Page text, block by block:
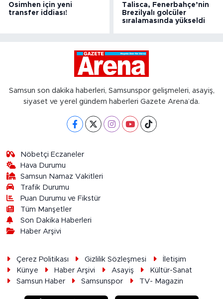
Osimhen için yeni
transfer iddiası!
Talisca, Fenerbahçe’nin
Brezilyalı golcüler
sıralamasında yükseldi
Samsun son dakika haberleri, Samsunspor gelişmeleri, asayiş,
siyaset ve yerel gündem haberleri Gazete Arena’da.
Nöbetçi Eczaneler
Hava Durumu
Samsun Namaz Vakitleri
Trafik Durumu
Puan Durumu ve Fikstür
Tüm Manşetler
Son Dakika Haberleri
Haber Arşivi
Çerez Politikası Gizlilik Sözleşmesi
İletişim
Künye
Haber Arşivi Asayiş
Kültür-Sanat
Samsun Haber
Samsunspor TV- Magazin